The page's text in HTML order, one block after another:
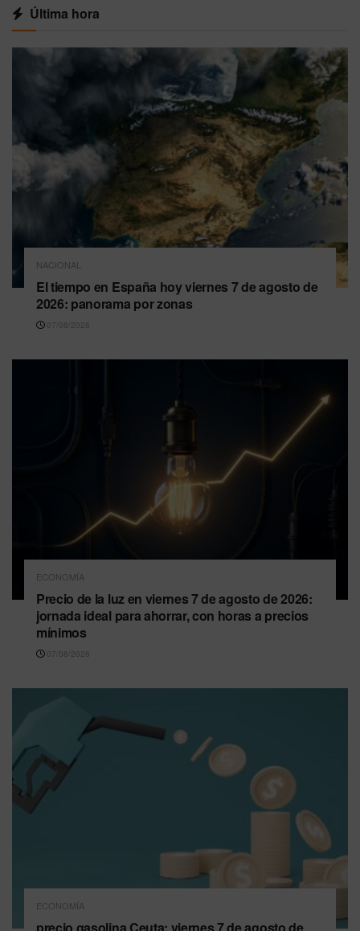
Última hora
NACIONAL
El tiempo en España hoy viernes 7 de agosto de
2026: panorama por zonas
07/08/2026
ECONOMÍA
Precio de la luz en viernes 7 de agosto de 2026:
jornada ideal para ahorrar, con horas a precios
mínimos
07/08/2026
ECONOMÍA
precio gasolina Ceuta: viernes 7 de agosto de